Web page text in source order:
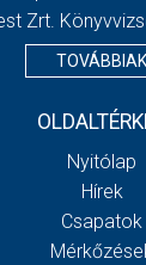
Zrt.
TOVÁBBIAK
Nyitólap
Hírek
Csapatok